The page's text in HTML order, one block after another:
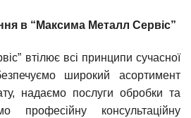
в “Максима Металл Сервіс”
втілює всі принципи сучасної
широкий асортимент
надаємо послуги обробки та
професійну консультаційну